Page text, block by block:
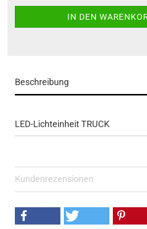
Beschreibung
LED-Lichteinheit TRUCK
Kundenrezensionen